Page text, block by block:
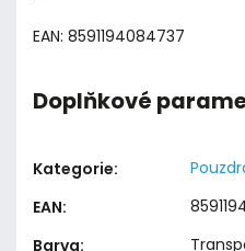
EAN: 8591194084737
Doplňkové
Kategorie:
EAN:
Barva: